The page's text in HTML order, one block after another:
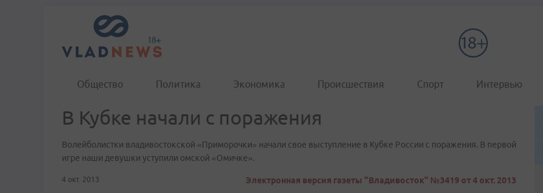
Общество Политика Экономика Происшествия Спорт Интервью
В Кубке начали с поражения
Волейболистки владивостокской «Приморочки» начали свое выступление в Кубке России с поражения. В первой
игре наши девушки уступили омской «Омичке».
4 окт. 2013 Электронная версия газеты "Владивосток" №3419 от 4 окт. 2013